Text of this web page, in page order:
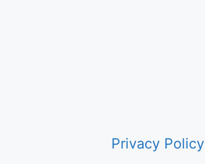
Privacy Policy